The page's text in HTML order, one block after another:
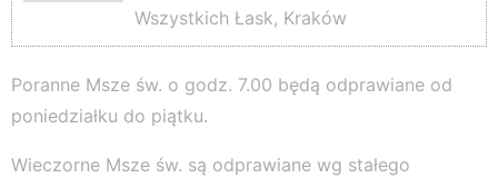
Wszystkich Łask, Kraków
Poranne Msze św. o godz. 7.00 będą odprawiane od
poniedziałku do piątku.
Wieczorne Msze św. są odprawiane wg stałego